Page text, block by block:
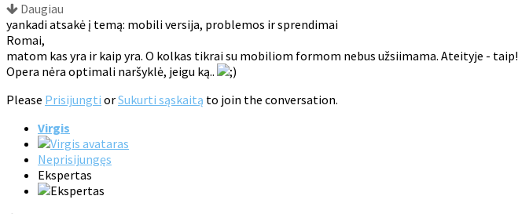
Daugiau
yankadi atsakė į temą: mobili versija, problemos ir sprendimai
Romai,
matom kas yra ir kaip yra. O kolkas tikrai su mobiliom formom nebus užsiimama. Ateityje - taip!
Opera nėra optimali naršyklė, jeigu ką..
Please Prisijungti orSukurti sąskaitą to join the conversation.
Virgis
Neprisijungęs
Ekspertas